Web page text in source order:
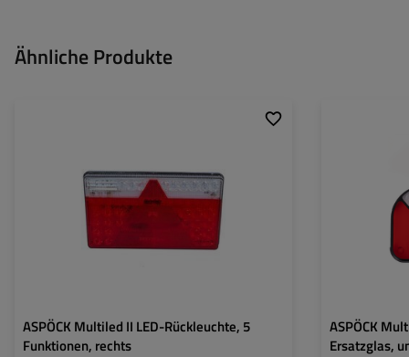
Ähnliche Produkte
ASPÖCK Multiled II LED-Rückleuchte, 5
Funktionen, rechts
12/24 V
Anschlussart:
Kabel mit 5-PIN-Bajonett
Lampenfunktionen:
Positionslicht ,
Blinker
Rückfahrlicht ,
ASPÖCK
Ersatzglas,